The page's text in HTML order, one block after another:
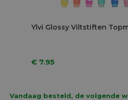
Ylvi Glossy Viltstiften
€ 7.95
Vandaag besteld, de volgende